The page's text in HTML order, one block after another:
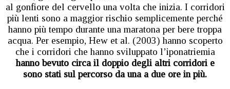
al gonfiore del cervello una volta che inizia. I corridori
più lenti sono a maggior rischio semplicemente perché
hanno più tempo durante una maratona per bere troppa
acqua. Per esempio, Hew et al. (2003) hanno scoperto
che i corridori che hanno sviluppato l’iponatriemia
hanno bevuto circa il doppio degli altri corridori e
sono stati sul percorso da una a due ore in più.